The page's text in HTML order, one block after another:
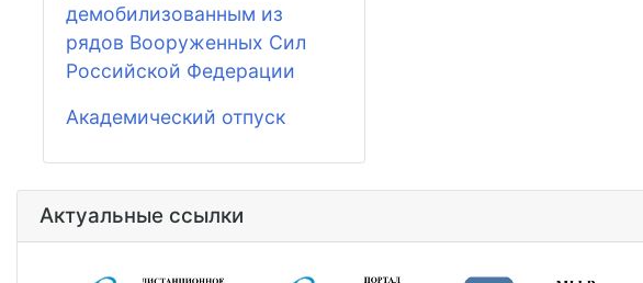
демобилизованным из
рядов Вооруженных Сил
Российской Федерации
Академический отпуск
Актуальные ссылки